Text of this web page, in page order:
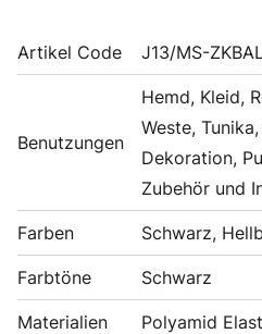
Artikel Code J13/MS-
Benutzungen
Hemd, Kleid,
Weste,
Dekoration,
Zubehör und
Farben Schwarz,
Farbtöne Schwarz
Materialien Polyamid